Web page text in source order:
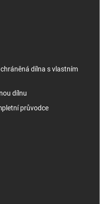
dílna s vlastním
dílnu
průvodce